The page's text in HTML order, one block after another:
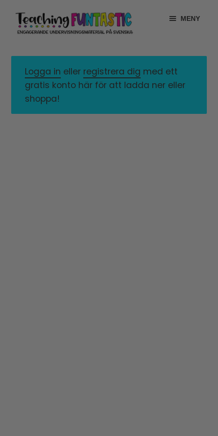
Hoppa
till
navigering
Gå
till
innehåll
MENY
MITT KONTO
GRATISMATERIAL
Logga in eller registrera dig med ett
gratis konto här för att ladda ner eller
shoppa!